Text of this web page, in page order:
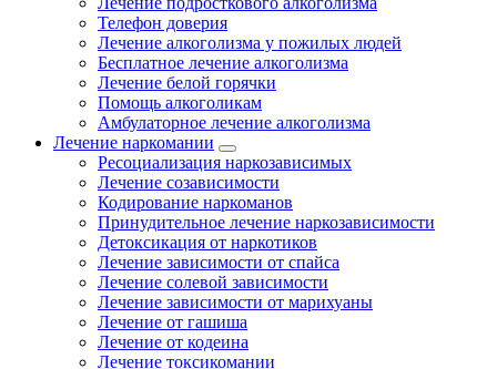
Телефон доверия
Лечение алкоголизма у пожилых людей
Бесплатное лечение алкоголизма
Лечение белой горячки
Помощь алкоголикам
Амбулаторное лечение алкоголизма
Лечение наркомании
Ресоциализация наркозависимых
Лечение созависимости
Кодирование наркоманов
Принудительное лечение наркозависимости
Детоксикация от наркотиков
Лечение зависимости от спайса
Лечение солевой зависимости
Лечение зависимости от марихуаны
Лечение от гашиша
Лечение от кодеина
Лечение токсикомании